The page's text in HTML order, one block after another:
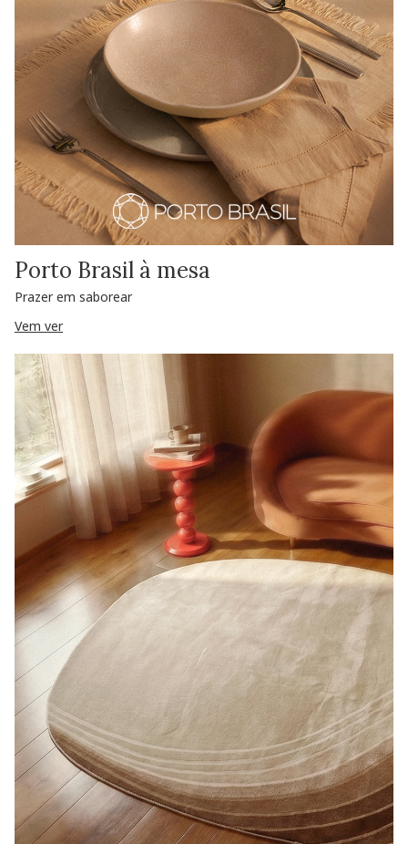
Porto Brasil à mesa
Prazer em saborear
Vem ver